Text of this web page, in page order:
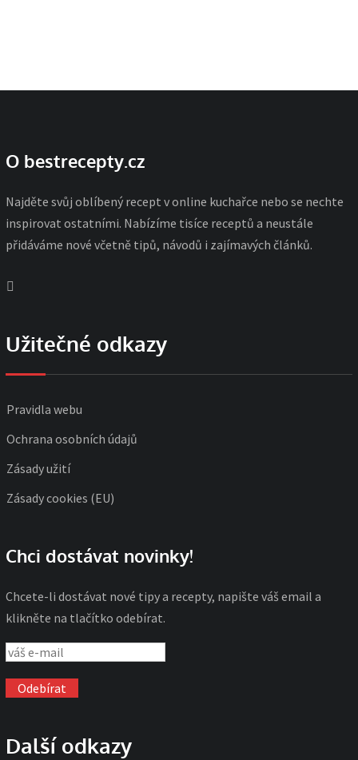
O bestrecepty.cz
Najděte svůj oblíbený recept v online kuchařce nebo se nechte
inspirovat ostatními. Nabízíme tisíce receptů a neustále
přidáváme nové včetně tipů, návodů i zajímavých článků.
Užitečné odkazy
Pravidla webu
Ochrana osobních údajů
Zásady užití
Zásady cookies (EU)
Chci dostávat novinky!
Chcete-li dostávat nové tipy a recepty, napište váš email a
klikněte na tlačítko odebírat.
Další odkazy